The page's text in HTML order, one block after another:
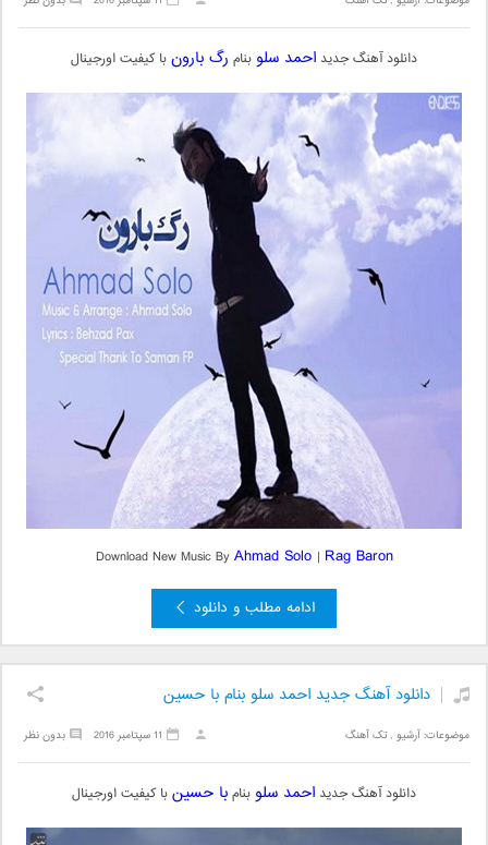
دانلود آهنگ جدید احمد سلوبنام رگ بارونبا کیفیت اورجینال
Download New Music ByAhmad Solo | Rag Baron
ادامه مطلب و دانلود
دانلود آهنگ جدید احمد سلو بنام با حسین
موضوعات:آرشیو ,تک آهنگ بدون نظر 11 سپتامبر 2016
دانلود آهنگ جدید احمد سلوبنامبا حسینبا کیفیت اورجینال